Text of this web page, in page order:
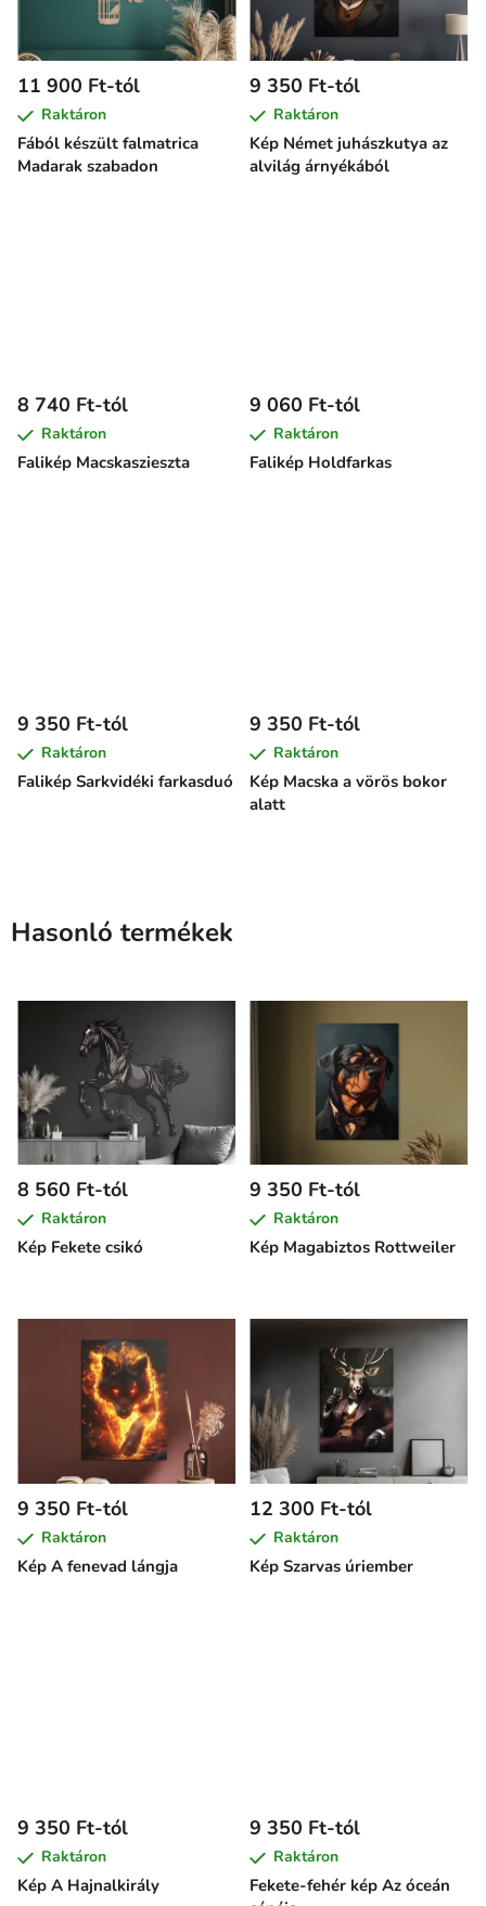
Fából készült falmatrica
Madarak szabadon
11 900 Ft-tól
Raktáron
Kép Német juhászkutya az
alvilág árnyékából
9 350 Ft-tól
Raktáron
Falikép Macskaszieszta
8 740 Ft-tól
Raktáron
Falikép Holdfarkas
9 060 Ft-tól
Raktáron
Falikép Sarkvidéki farkasduó
9 350 Ft-tól
Raktáron
Kép Macska a vörös bokor
alatt
9 350 Ft-tól
Raktáron
Hasonló termékek
Kép Fekete csikó
8 560 Ft-tól
Raktáron
Kép Magabiztos Rottweiler
9 350 Ft-tól
Raktáron
Kép A fenevad lángja
9 350 Ft-tól
Raktáron
Kép Szarvas úriember
12 300 Ft-tól
Raktáron
Kép A Hajnalkirály
9 350 Ft-tól
Raktáron
Fekete-fehér kép Az óceán
9 350 Ft-tól
Raktáron